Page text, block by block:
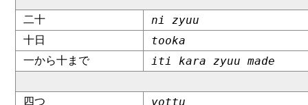
二十 ni zyuu
十日 tooka
一から十まで iti kara zyuu made
四つ yottu